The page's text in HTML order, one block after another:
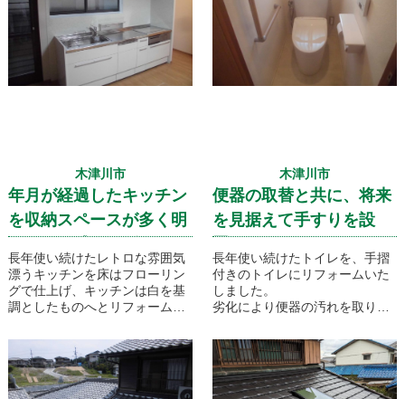
木津川市
年月が経過したキッチン
を収納スペースが多く明
グキッチンへとリフォー
ム
長年使い続けたレトロな雰囲気
漂うキッチンを床はフローリン
グで仕上げ、キッチンは白を基
調としたものへとリフォームし
えず、収納スペースを多く設
け、収納力がとても高いダイニ
ングキッチンになりました。
木津川市
便器の取替と共に、将来
を見据えて手すりを設
長年使い続けたトイレを、手摺
付きのトイレにリフォームいた
しました。
劣化により便器の汚れを取り替
クッションフロアの張り替えに
よって全体的に明るくなり、手
摺を設置した将来も優しいトイ
レ空間が実現しました！